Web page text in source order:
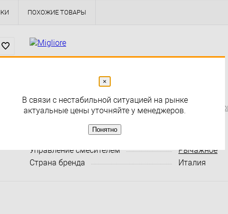
ПОХОЖИЕ ТОВАРЫ
Характеристики:
Все
Управление смесителем
Рычажное
Страна бренда
Италия
×
В связи с нестабильной ситуацией на рынке
актуальные цены уточняйте у менеджеров.
Понятно